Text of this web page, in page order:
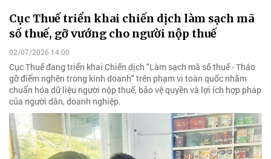
Cục Thuế triển khai chiến dịch làm sạch mã
số thuế, gỡ vướng cho người nộp thuế
02/07/2026 14:00
Cục Thuế đang triển khai Chiến dịch "Làm sạch mã số thuế - Tháo
gỡ điểm nghẽn trong kinh doanh" trên phạm vi toàn quốc nhằm
chuẩn hóa dữ liệu người nộp thuế, bảo vệ quyền và lợi ích hợp pháp
của người dân, doanh nghiệp.